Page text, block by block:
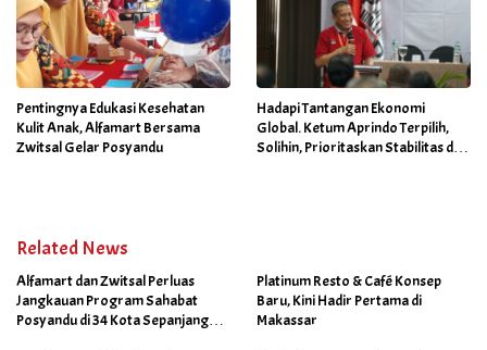
Pentingnya Edukasi Kesehatan
Kulit Anak, Alfamart Bersama
Zwitsal Gelar Posyandu
Hadapi Tantangan Ekonomi
Global. Ketum Aprindo Terpilih,
Solihin, Prioritaskan Stabilitas dan
Related News
Alfamart dan Zwitsal Perluas
Jangkauan Program Sahabat
Posyandu di 34 Kota Sepanjang
Platinum Resto & Café Konsep
Baru, Kini Hadir Pertama di
Makassar